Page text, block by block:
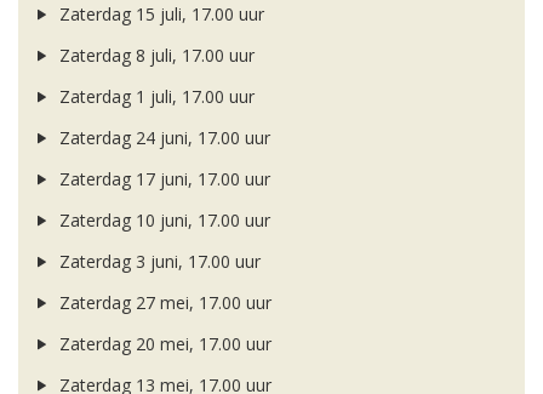
Zaterdag 15 juli, 17.00 uur
Zaterdag 8 juli, 17.00 uur
Zaterdag 1 juli, 17.00 uur
Zaterdag 24 juni, 17.00 uur
Zaterdag 17 juni, 17.00 uur
Zaterdag 10 juni, 17.00 uur
Zaterdag 3 juni, 17.00 uur
Zaterdag 27 mei, 17.00 uur
Zaterdag 20 mei, 17.00 uur
Zaterdag 13 mei, 17.00 uur